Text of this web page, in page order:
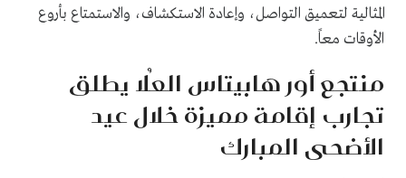
المثالية لتعميق التواصل، وإعادة الاستكشاف، والاستمتاع بأروع
الأوقات معاً.
منتجع أور هابيتاس العُلا يطلق
تجارب إقامة مميزة خلال عيد
الأضحى المبارك